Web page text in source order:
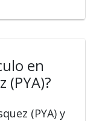
en
(PYA)?
(PYA) y